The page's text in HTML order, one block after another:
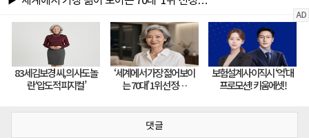
댓글